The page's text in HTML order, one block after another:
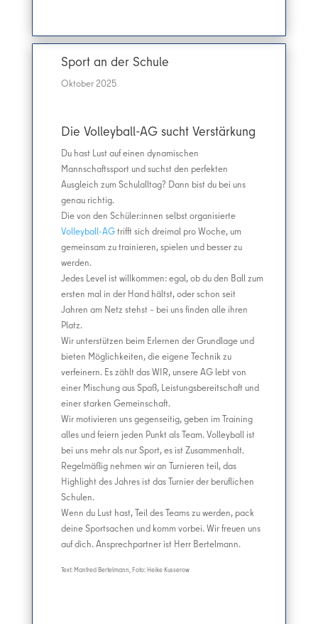
Sport an der Schule
Oktober 2025
Die Volleyball-AG sucht Verstärkung
Du hast Lust auf einen dynamischen
Mannschaftssport und suchst den perfekten
Ausgleich zum Schulalltag? Dann bist du bei uns
genau richtig.
Die von den Schüler:innen selbst organisierte
Volleyball-AGtrifft sich dreimal pro Woche, um
gemeinsam zu trainieren, spielen und besser zu
werden.
Jedes Level ist willkommen: egal, ob du den Ball zum
ersten mal in der Hand hältst, oder schon seit
Jahren am Netz stehst – bei uns finden alle ihren
Platz.
Wir unterstützen beim Erlernen der Grundlage und
bieten Möglichkeiten, die eigene Technik zu
verfeinern. Es zählt das WIR, unsere AG lebt von
einer Mischung aus Spaß, Leistungsbereitschaft und
einer starken Gemeinschaft.
Wir motivieren uns gegenseitig, geben im Training
alles und feiern jeden Punkt als Team. Volleyball ist
bei uns mehr als nur Sport, es ist Zusammenhalt.
Regelmäßig nehmen wir an Turnieren teil, das
Highlight des Jahres ist das Turnier der beruflichen
Schulen.
Wenn du Lust hast, Teil des Teams zu werden, pack
deine Sportsachen und komm vorbei. Wir freuen uns
auf dich. Ansprechpartner ist Herr Bertelmann.
Text: Manfred Bertelmann, Foto: Heike Kusserow